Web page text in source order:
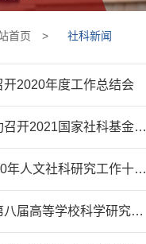
首页 > 社科新闻
开2020年度工作总结会
郑州大学成功召开2021国家社科基金项目申报动员会
郑州大学2020年人文社科研究工作十大新进展
郑州大学在第八届高等学校科学研究优秀成果奖（人文社会科学）中取得突破